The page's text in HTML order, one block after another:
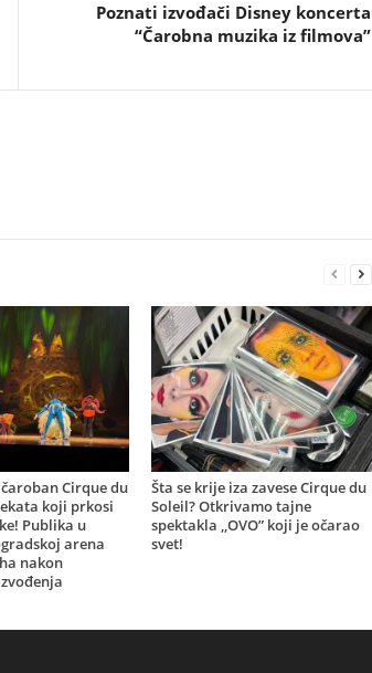
Poznati izvođači Disney koncerta
“Čarobna muzika iz filmova”
Cirque du
koji prkosi
Publika u
arena
nakon
Šta se krije iza zavese Cirque du
Soleil? Otkrivamo tajne
spektakla ,,OVO” koji je očarao
svet!